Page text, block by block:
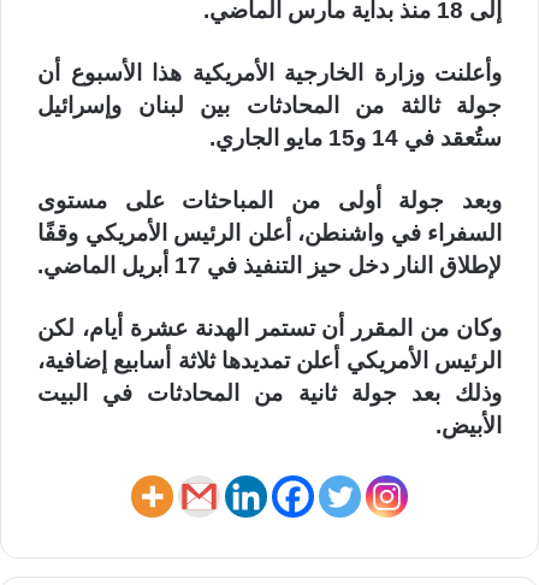
إلى 18 منذ بداية مارس الماضي.
وأعلنت وزارة الخارجية الأمريكية هذا الأسبوع أن
جولة ثالثة من المحادثات بين لبنان وإسرائيل
ستُعقد في 14 و15 مايو الجاري.
وبعد جولة أولى من المباحثات على مستوى
السفراء في واشنطن، أعلن الرئيس الأمريكي وقفًا
لإطلاق النار دخل حيز التنفيذ في 17 أبريل الماضي.
وكان من المقرر أن تستمر الهدنة عشرة أيام، لكن
الرئيس الأمريكي أعلن تمديدها ثلاثة أسابيع إضافية،
وذلك بعد جولة ثانية من المحادثات في البيت
الأبيض.